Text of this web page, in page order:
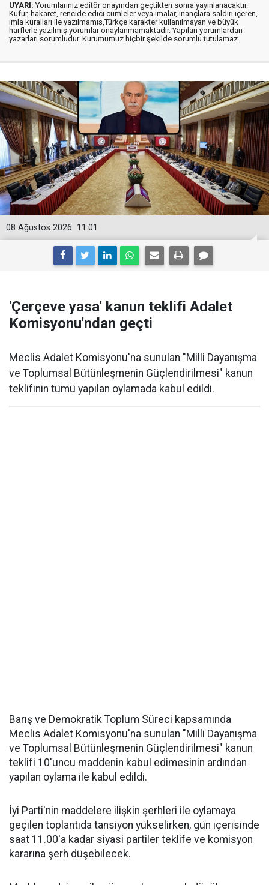
UYARI: Yorumlarınız editör onayından geçtikten sonra yayınlanacaktır.
Küfür, hakaret, rencide edici cümleler veya imalar, inançlara saldırı içeren,
imla kuralları ile yazılmamış,Türkçe karakter kullanılmayan ve büyük
harflerle yazılmış yorumlar onaylanmamaktadır. Yapılan yorumlardan
yazarları sorumludur. Kurumumuz hiçbir şekilde sorumlu tutulamaz.
11:01
08 Ağustos 2026
'Çerçeve yasa' kanun teklifi Adalet
Komisyonu'ndan geçti
Meclis Adalet Komisyonu'na sunulan "Milli Dayanışma
ve Toplumsal Bütünleşmenin Güçlendirilmesi" kanun
teklifinin tümü yapılan oylamada kabul edildi.
Barış ve Demokratik Toplum Süreci kapsamında
Meclis Adalet Komisyonu'na sunulan "Milli Dayanışma
ve Toplumsal Bütünleşmenin Güçlendirilmesi" kanun
teklifi 10'uncu maddenin kabul edimesinin ardından
yapılan oylama ile kabul edildi.
İyi Parti'nin maddelere ilişkin şerhleri ile oylamaya
geçilen toplantıda tansiyon yükselirken, gün içerisinde
saat 11.00'a kadar siyasi partiler teklife ve komisyon
kararına şerh düşebilecek.